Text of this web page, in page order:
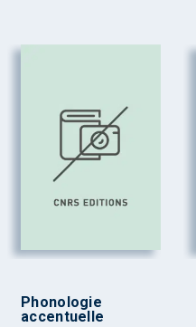
Phonologie
accentuelle